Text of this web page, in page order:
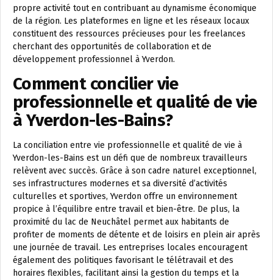
propre activité tout en contribuant au dynamisme économique
de la région. Les plateformes en ligne et les réseaux locaux
constituent des ressources précieuses pour les freelances
cherchant des opportunités de collaboration et de
développement professionnel à Yverdon.
Comment concilier vie
professionnelle et qualité de vie
à Yverdon-les-Bains?
La conciliation entre vie professionnelle et qualité de vie à
Yverdon-les-Bains est un défi que de nombreux travailleurs
relèvent avec succès. Grâce à son cadre naturel exceptionnel,
ses infrastructures modernes et sa diversité d’activités
culturelles et sportives, Yverdon offre un environnement
propice à l’équilibre entre travail et bien-être. De plus, la
proximité du lac de Neuchâtel permet aux habitants de
profiter de moments de détente et de loisirs en plein air après
une journée de travail. Les entreprises locales encouragent
également des politiques favorisant le télétravail et des
horaires flexibles, facilitant ainsi la gestion du temps et la